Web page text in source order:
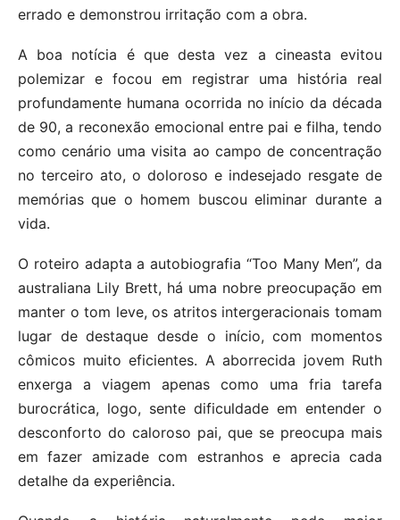
errado e demonstrou irritação com a obra.
A boa notícia é que desta vez a cineasta evitou
polemizar e focou em registrar uma história real
profundamente humana ocorrida no início da década
de 90, a reconexão emocional entre pai e filha, tendo
como cenário uma visita ao campo de concentração
no terceiro ato, o doloroso e indesejado resgate de
memórias que o homem buscou eliminar durante a
vida.
O roteiro adapta a autobiografia “Too Many Men”, da
australiana Lily Brett, há uma nobre preocupação em
manter o tom leve, os atritos intergeracionais tomam
lugar de destaque desde o início, com momentos
cômicos muito eficientes. A aborrecida jovem Ruth
enxerga a viagem apenas como uma fria tarefa
burocrática, logo, sente dificuldade em entender o
desconforto do caloroso pai, que se preocupa mais
em fazer amizade com estranhos e aprecia cada
detalhe da experiência.